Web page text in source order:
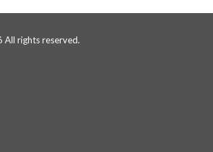
All rights reserved.